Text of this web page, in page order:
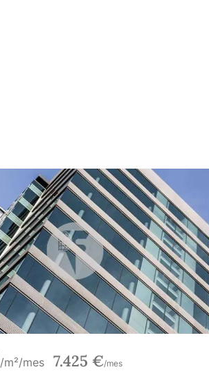
/m²/mes 7.425 €/mes